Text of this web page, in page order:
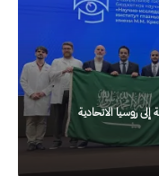
روسيا الاتحادية